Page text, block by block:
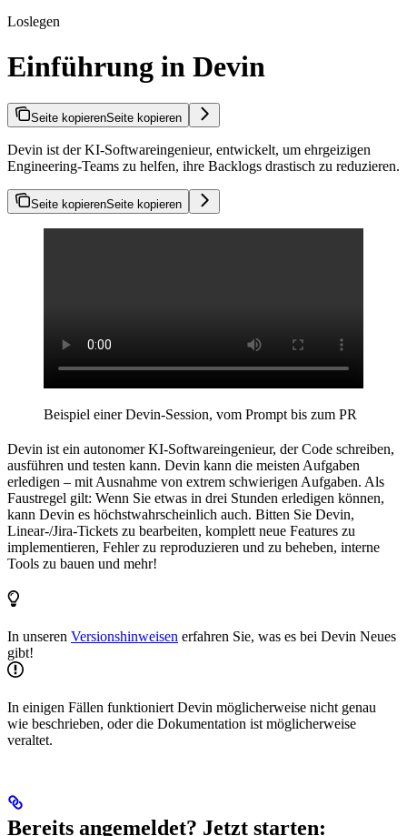
Loslegen
Einführung in Devin
Seite kopierenSeite kopieren
Devin ist der KI-Softwareingenieur, entwickelt, um ehrgeizigen
Engineering-Teams zu helfen, ihre Backlogs drastisch zu reduzieren.
Seite kopierenSeite kopieren
Beispiel einer Devin-Session, vom Prompt bis zum PR
Devin ist ein autonomer KI-Softwareingenieur, der Code schreiben,
ausführen und testen kann. Devin kann die meisten Aufgaben
erledigen – mit Ausnahme von extrem schwierigen Aufgaben. Als
Faustregel gilt: Wenn Sie etwas in drei Stunden erledigen können,
kann Devin es höchstwahrscheinlich auch. Bitten Sie Devin,
Linear-/Jira-Tickets zu bearbeiten, komplett neue Features zu
implementieren, Fehler zu reproduzieren und zu beheben, interne
Tools zu bauen und mehr!
In unseren Versionshinweisen erfahren Sie, was es bei Devin Neues
gibt!
In einigen Fällen funktioniert Devin möglicherweise nicht genau
wie beschrieben, oder die Dokumentation ist möglicherweise
veraltet.
Bereits angemeldet? Jetzt starten: